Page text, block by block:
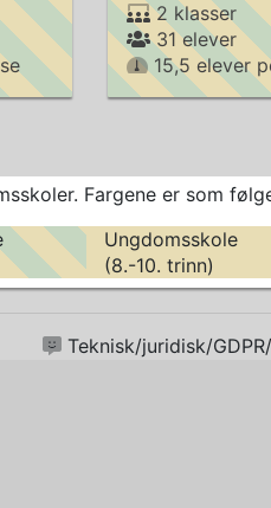
2 klasser
31 elever
15,5 elever
Fargene er som
Ungdomsskole
(8.-10. trinn)
Teknisk/juridisk/